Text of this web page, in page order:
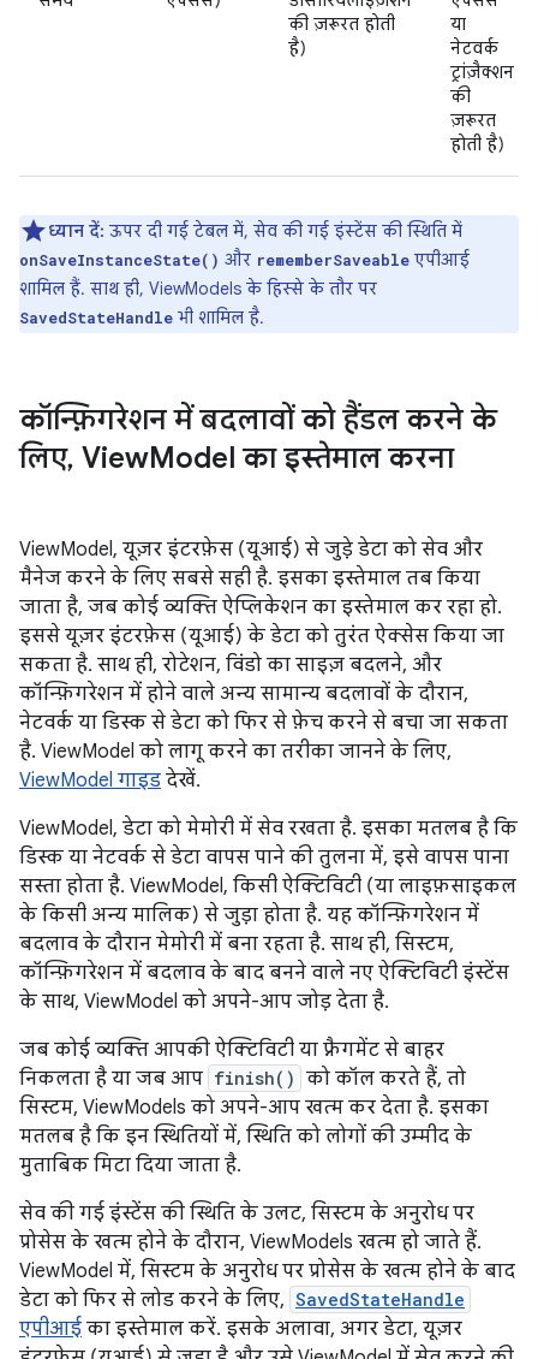
की ज़रूरत होती
है)
या
नेटवर्क
ट्रांज़ैक्शन
की
ज़रूरत
होती है)
ध्यान दें: ऊपर दी गई टेबल में, सेव की गई इंस्टेंस की स्थिति में
onSaveInstanceState() और rememberSaveable एपीआई
शामिल हैं. साथ ही, ViewModels के हिस्से के तौर पर
SavedStateHandle भी शामिल है.
कॉन्फ़िगरेशन में बदलावों को हैंडल करने के
लिए, ViewModel का इस्तेमाल करना
ViewModel, यूज़र इंटरफ़ेस (यूआई) से जुड़े डेटा को सेव और
मैनेज करने के लिए सबसे सही है. इसका इस्तेमाल तब किया
जाता है, जब कोई व्यक्ति ऐप्लिकेशन का इस्तेमाल कर रहा हो.
इससे यूज़र इंटरफ़ेस (यूआई) के डेटा को तुरंत ऐक्सेस किया जा
सकता है. साथ ही, रोटेशन, विंडो का साइज़ बदलने, और
कॉन्फ़िगरेशन में होने वाले अन्य सामान्य बदलावों के दौरान,
नेटवर्क या डिस्क से डेटा को फिर से फ़ेच करने से बचा जा सकता
है. ViewModel को लागू करने का तरीका जानने के लिए,
ViewModel गाइड देखें.
ViewModel, डेटा को मेमोरी में सेव रखता है. इसका मतलब है कि
डिस्क या नेटवर्क से डेटा वापस पाने की तुलना में, इसे वापस पाना
सस्ता होता है. ViewModel, किसी ऐक्टिविटी (या लाइफ़साइकल
के किसी अन्य मालिक) से जुड़ा होता है. यह कॉन्फ़िगरेशन में
बदलाव के दौरान मेमोरी में बना रहता है. साथ ही, सिस्टम,
कॉन्फ़िगरेशन में बदलाव के बाद बनने वाले नए ऐक्टिविटी इंस्टेंस
के साथ, ViewModel को अपने-आप जोड़ देता है.
जब कोई व्यक्ति आपकी ऐक्टिविटी या फ़्रैगमेंट से बाहर
निकलता है या जब आप finish() को कॉल करते हैं, तो
सिस्टम, ViewModels को अपने-आप खत्म कर देता है. इसका
मतलब है कि इन स्थितियों में, स्थिति को लोगों की उम्मीद के
मुताबिक मिटा दिया जाता है.
सेव की गई इंस्टेंस की स्थिति के उलट, सिस्टम के अनुरोध पर
प्रोसेस के खत्म होने के दौरान, ViewModels खत्म हो जाते हैं.
ViewModel में, सिस्टम के अनुरोध पर प्रोसेस के खत्म होने के बाद
डेटा को फिर से लोड करने के लिए, SavedStateHandle
एपीआई का इस्तेमाल करें. इसके अलावा, अगर डेटा, यूज़र